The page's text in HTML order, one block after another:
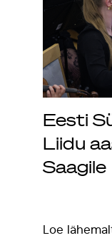
Eesti
Liidu
Saagile
Loe